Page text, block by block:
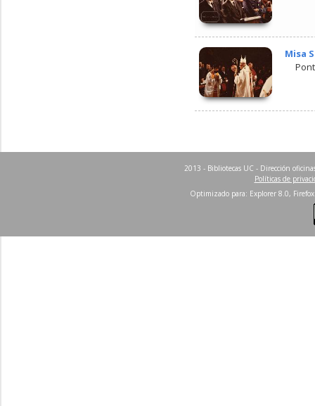
Misa
2013 - Bibliotecas UC - Dirección
Políticas de
Optimizado para: Explorer 8.0,